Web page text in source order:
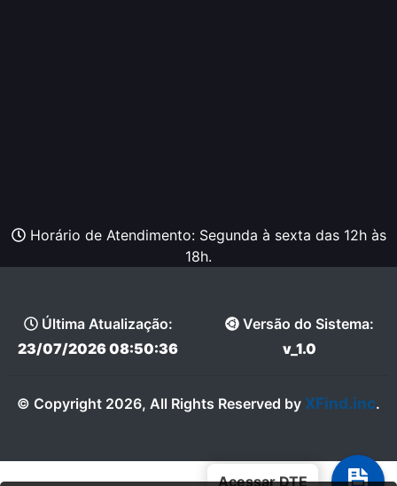
Acessar DTE
Horário de Atendimento: Segunda à sexta das 12h às
18h.
Última Atualização:
23/07/2026 08:50:36
Versão do Sistema:
v_1.0
© Copyright 2026, All Rights Reserved by XFind.inc.